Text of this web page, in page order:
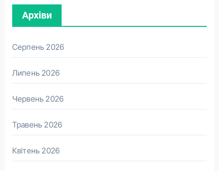
Архіви
Серпень 2026
Липень 2026
Червень 2026
Травень 2026
Квітень 2026